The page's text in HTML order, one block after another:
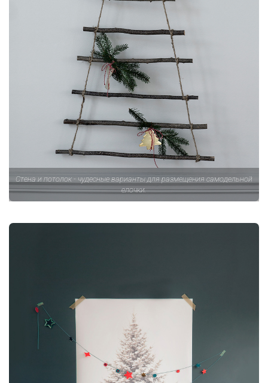
Стена и потолок - чудесные варианты для размещения самодельной
елочки.